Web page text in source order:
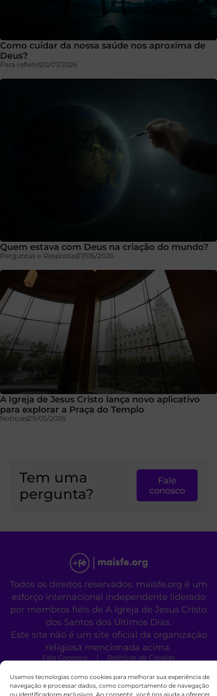
Usamos tecnologias como cookies para melhorar sua experiência de
navegação e processar dados, como comportamento de navegação
ou identificadores exclusivos. Ao consentir, você nos ajuda a oferecer
Como cuidar da nossa saúde nos aproxima de
Deus?
Para refletir20/07/2026
Quem estava com Deus na criação do mundo?
Perguntas e Respostas17/06/2026
A Igreja de Jesus Cristo lança novo aplicativo
para explorar a Praça do Templo
Notícias29/05/2026
Tem uma
pergunta?
Fale
conosco
Todos os direitos reservados. maisfe.org é um
esforço internacional independente liderado
por membros fiéis de A Igreja de Jesus Cristo
dos Santos dos Últimos Dias.
Este site não é um site oficial da organização
religiosa mencionada acima.
Fale Conosco Políticas de Cookies